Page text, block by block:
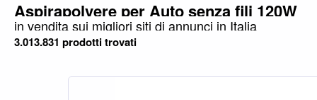
Aspirapolvere per Auto senza fili 120W
in vendita sui migliori siti di annunci in Italia
3.013.831 prodotti trovati